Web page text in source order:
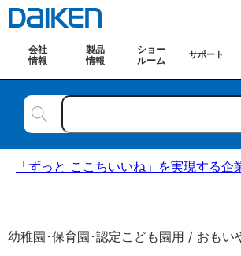
会社
情報
製品
情報
ショー
ルーム
サポート
「ずっと ここちいいね」を実現する
幼稚園･保育園･認定こども園用 / おもい